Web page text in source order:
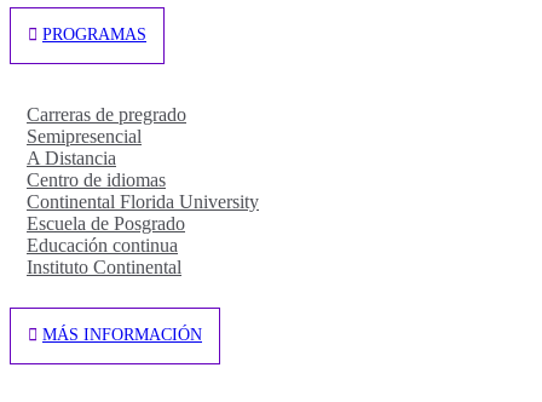
PROGRAMAS
Carreras de pregrado
Semipresencial
A Distancia
Centro de idiomas
Continental Florida University
Escuela de Posgrado
Educación continua
Instituto Continental
MÁS INFORMACIÓN